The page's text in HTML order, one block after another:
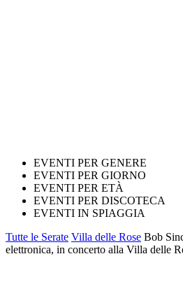
EVENTI PER GENERE
EVENTI PER GIORNO
EVENTI PER ETÀ
EVENTI PER DISCOTECA
EVENTI IN SPIAGGIA
Tutte le Serate Villa delle Rose Bob
elettronica, in concerto alla Villa delle